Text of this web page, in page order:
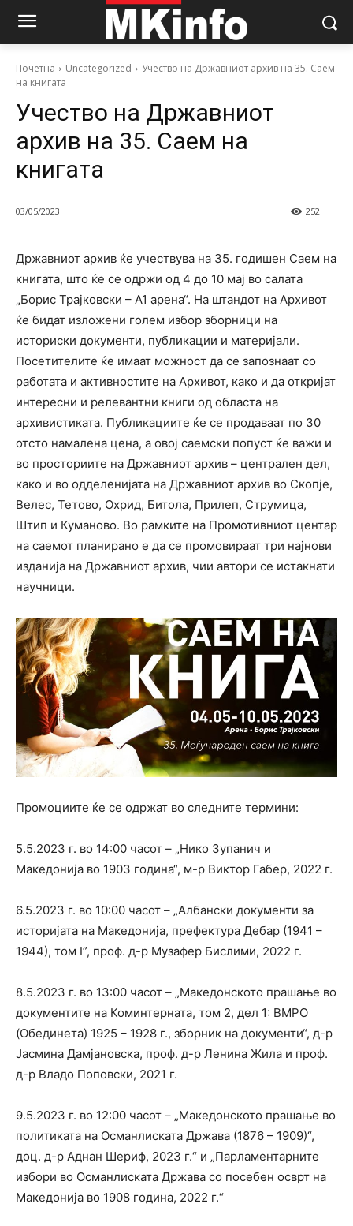
Почетна Uncategorized
Учество на Државниот архив на 35. Саем
на книгата
Учество на Државниот
архив на 35. Саем на
книгата
03/05/2023 252
Државниот архив ќе учествува на 35. годишен Саем на
книгата, што ќе се одржи од 4 до 10 мај во салата
„Борис Трајковски – А1 арена“. На штандот на Архивот
ќе бидат изложени голем избор зборници на
историски документи, публикации и материјали.
Посетителите ќе имаат можност да се запознаат со
работата и активностите на Архивот, како и да откријат
интересни и релевантни книги од областа на
архивистиката. Публикациите ќе се продаваат по 30
отсто намалена цена, а овој саемски попуст ќе важи и
во просториите на Државниот архив – централен дел,
како и во одделенијата на Државниот архив во Скопје,
Велес, Тетово, Охрид, Битола, Прилеп, Струмица,
Штип и Куманово. Во рамките на Промотивниот центар
на саемот планирано е да се промовираат три најнови
изданија на Државниот архив, чии автори се истакнати
научници.
Промоциите ќе се одржат во следните термини:
5.5.2023 г. во 14:00 часот – „Нико Зупанич и
Македонија во 1903 година“, м-р Виктор Габер, 2022 г.
6.5.2023 г. во 10:00 часот – „Албански документи за
историјата на Македонија, префектура Дебар (1941 –
1944), том I”, проф. д-р Музафер Бислими, 2022 г.
8.5.2023 г. во 13:00 часот – „Македонското прашање во
документите на Коминтерната, том 2, дел 1: ВМРО
(Обединета) 1925 – 1928 г., зборник на документи“, д-р
Јасмина Дамјановска, проф. д-р Ленина Жила и проф.
д-р Владо Поповски, 2021 г.
9.5.2023 г. во 12:00 часот – „Македонското прашање во
политиката на Османлиската Држава (1876 – 1909)“,
доц. д-р Аднан Шериф, 2023 г.“ и „Парламентарните
избори во Османлиската Држава со посебен осврт на
Македонија во 1908 година, 2022 г.“